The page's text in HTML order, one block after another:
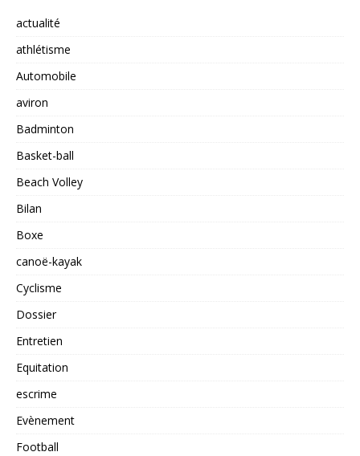
actualité
athlétisme
Automobile
aviron
Badminton
Basket-ball
Beach Volley
Bilan
Boxe
canoë-kayak
Cyclisme
Dossier
Entretien
Equitation
escrime
Evènement
Football